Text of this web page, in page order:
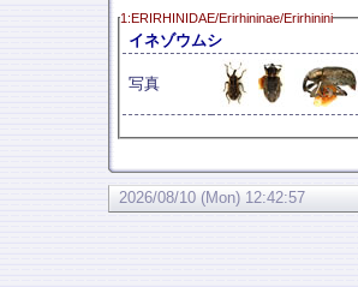
1:ERIRHINIDAE/Erirhininae/Erirhinini
イネゾウムシ
写真
2026/08/10 (Mon) 12:42:57